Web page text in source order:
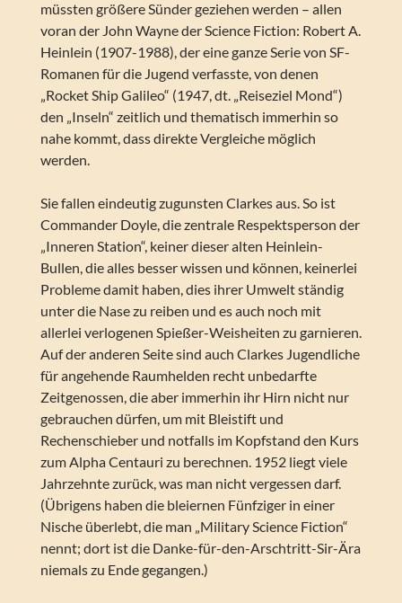
müssten größere Sünder geziehen werden – allen
voran der John Wayne der Science Fiction: Robert A.
Heinlein (1907-1988), der eine ganze Serie von SF-
Romanen für die Jugend verfasste, von denen
„Rocket Ship Galileo“ (1947, dt. „Reiseziel Mond“)
den „Inseln“ zeitlich und thematisch immerhin so
nahe kommt, dass direkte Vergleiche möglich
werden.
Sie fallen eindeutig zugunsten Clarkes aus. So ist
Commander Doyle, die zentrale Respektsperson der
„Inneren Station“, keiner dieser alten Heinlein-
Bullen, die alles besser wissen und können, keinerlei
Probleme damit haben, dies ihrer Umwelt ständig
unter die Nase zu reiben und es auch noch mit
allerlei verlogenen Spießer-Weisheiten zu garnieren.
Auf der anderen Seite sind auch Clarkes Jugendliche
für angehende Raumhelden recht unbedarfte
Zeitgenossen, die aber immerhin ihr Hirn nicht nur
gebrauchen dürfen, um mit Bleistift und
Rechenschieber und notfalls im Kopfstand den Kurs
zum Alpha Centauri zu berechnen. 1952 liegt viele
Jahrzehnte zurück, was man nicht vergessen darf.
(Übrigens haben die bleiernen Fünfziger in einer
Nische überlebt, die man „Military Science Fiction“
nennt; dort ist die Danke-für-den-Arschtritt-Sir-Ära
niemals zu Ende gegangen.)